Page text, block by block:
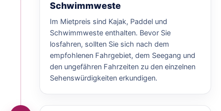
Schwimmweste
Im Mietpreis sind Kajak, Paddel und
Schwimmweste enthalten. Bevor Sie
losfahren, sollten Sie sich nach dem
empfohlenen Fahrgebiet, dem Seegang und
den ungefähren Fahrzeiten zu den einzelnen
Sehenswürdigkeiten erkundigen.